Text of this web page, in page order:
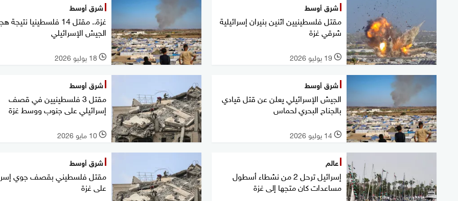
شرق أوسط
مقتل فلسطينيين اثنين بنيران إسرائيلية
شرقي غزة
l 19 يوليو 2026
شرق أوسط
غزة.. مقتل 14 فلسطينيا
الجيش الإسرائيلي
l 18 يوليو 2026
شرق أوسط
الجيش الإسرائيلي يعلن عن قتل قيادي
بالجناح البحري لحماس
l 14 يوليو 2026
شرق أوسط
مقتل 3 فلسطينيين في قصف
إسرائيلي على جنوب ووسط غزة
l 10 مايو 2026
عالم
إسرائيل ترحل 2 من نشطاء أسطول
مساعدات كان متجها إلى غزة
شرق أوسط
مقتل فلسطيني بقصف جوي
على غزة